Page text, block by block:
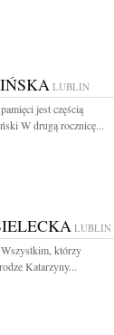
LUBLIN
jest częścią
W drugą rocznicę...
LUBLIN
którzy
Katarzyny...